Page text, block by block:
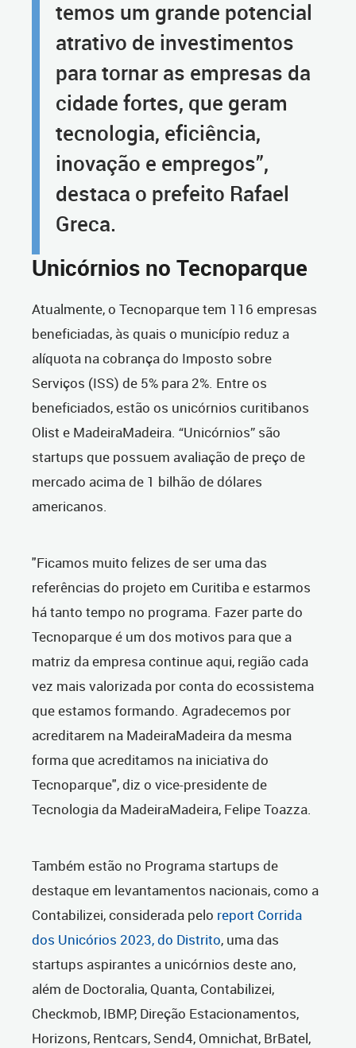
temos um grande potencial
atrativo de investimentos
para tornar as empresas da
cidade fortes, que geram
tecnologia, eficiência,
inovação e empregos”,
destaca o prefeito Rafael
Greca.
Unicórnios no Tecnoparque
Atualmente, o Tecnoparque tem 116 empresas
beneficiadas, às quais o município reduz a
alíquota na cobrança do Imposto sobre
Serviços (ISS) de 5% para 2%. Entre os
beneficiados, estão os unicórnios curitibanos
Olist e MadeiraMadeira. “Unicórnios” são
startups que possuem avaliação de preço de
mercado acima de 1 bilhão de dólares
americanos.
"Ficamos muito felizes de ser uma das
referências do projeto em Curitiba e estarmos
há tanto tempo no programa. Fazer parte do
Tecnoparque é um dos motivos para que a
matriz da empresa continue aqui, região cada
vez mais valorizada por conta do ecossistema
que estamos formando. Agradecemos por
acreditarem na MadeiraMadeira da mesma
forma que acreditamos na iniciativa do
Tecnoparque", diz o vice-presidente de
Tecnologia da MadeiraMadeira, Felipe Toazza.
Também estão no Programa startups de
destaque em levantamentos nacionais, como a
Contabilizei, considerada pelo report Corrida
dos Unicórios 2023, do Distrito, uma das
startups aspirantes a unicórnios deste ano,
além de Doctoralia, Quanta, Contabilizei,
Checkmob, IBMP, Direção Estacionamentos,
Horizons, Rentcars, Send4, Omnichat, BrBatel,